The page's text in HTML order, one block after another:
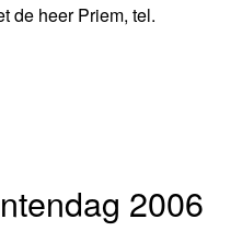
de heer Priem, tel.
2006